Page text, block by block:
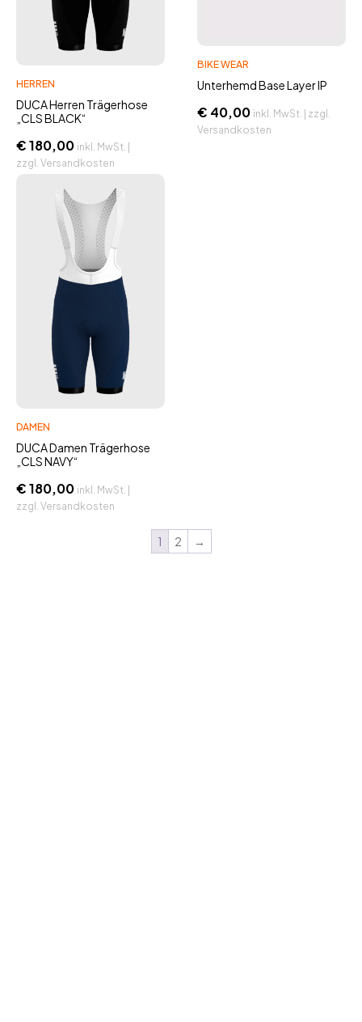
HERREN
DUCA Herren Trägerhose
„CLS BLACK“
€180,00 inkl. MwSt. |
zzgl. Versandkosten
BIKE WEAR
Unterhemd Base Layer IP
€ 40,00 inkl. MwSt. | zzgl.
Versandkosten
DAMEN
DUCA Damen Trägerhose
„CLS NAVY“
€180,00 inkl. MwSt. |
zzgl. Versandkosten
1 2 →